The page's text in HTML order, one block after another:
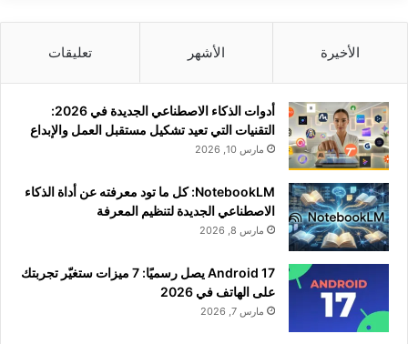
الأخيرة الأشهر تعليقات
أدوات الذكاء الاصطناعي الجديدة في 2026:
التقنيات التي تعيد تشكيل مستقبل العمل والإبداع
مارس 10, 2026
NotebookLM: كل ما تود معرفته عن أداة الذكاء
الاصطناعي الجديدة لتنظيم المعرفة
مارس 8, 2026
Android 17 يصل رسميًا: 7 ميزات ستغيّر تجربتك
على الهاتف في 2026
مارس 7, 2026